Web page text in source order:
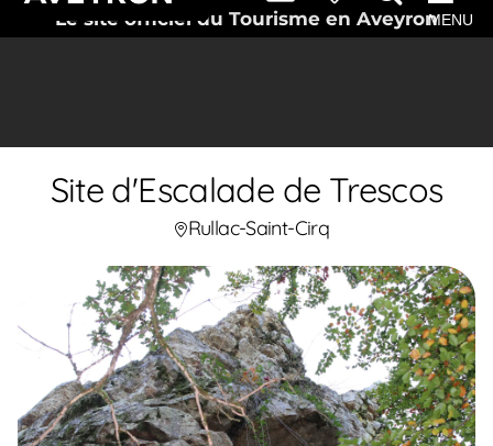
Le site officiel du Tourisme en AveyronMENU
Site d'Escalade de Trescos
Rullac-Saint-Cirq